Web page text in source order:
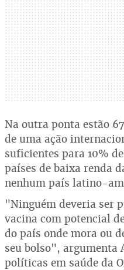
Na outra ponta estão
de uma ação
suficientes para 10%
países de baixa renda
nenhum país latino-
"Ninguém deveria ser
vacina com potencial
do país onde mora ou
seu bolso", argumenta
políticas em saúde da